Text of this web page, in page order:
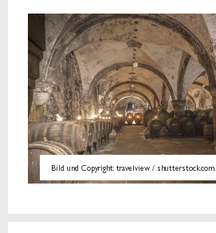
Bild und Copyright: travelview / shutterstock.com.